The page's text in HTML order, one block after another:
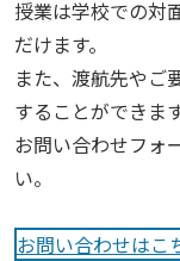
授業は学校での対
だけます。
また、渡航先やご
することができます
お問い合わせフォ
い。
お問い合わせはこ